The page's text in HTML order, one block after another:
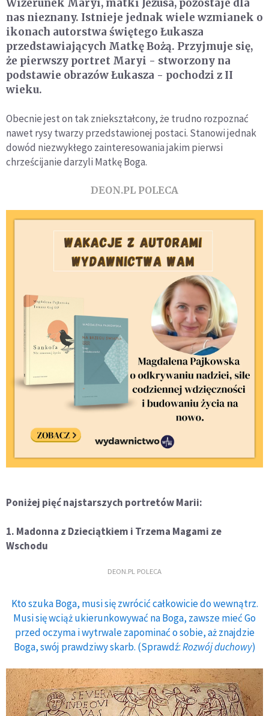
Wizerunek Maryi, matki Jezusa, pozostaje dla
nas nieznany. Istnieje jednak wiele wzmianek o
ikonach autorstwa świętego Łukasza
przedstawiających Matkę Bożą. Przyjmuje się,
że pierwszy portret Maryi - stworzony na
podstawie obrazów Łukasza - pochodzi z II
wieku.
Obecnie jest on tak zniekształcony, że trudno rozpoznać
nawet rysy twarzy przedstawionej postaci. Stanowi jednak
dowód niezwykłego zainteresowania jakim pierwsi
chrześcijanie darzyli Matkę Boga.
DEON.PL POLECA
Poniżej pięć najstarszych portretów Marii:
1. Madonna z Dzieciątkiem i Trzema Magami ze
Wschodu
DEON.PL POLECA
Kto szuka Boga, musi się zwrócić całkowicie do wewnątrz.
Musi się wciąż ukierunkowywać na Boga, zawsze mieć Go
przed oczyma i wytrwale zapominać o sobie, aż znajdzie
Boga, swój prawdziwy skarb. (Sprawdź:Rozwój duchowy)